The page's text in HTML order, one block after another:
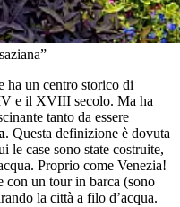
ha un centro storico di
e il XVIII secolo. Ma ha
tanto da essere
. Questa definizione è dovuta
le case sono state costruite,
Proprio come Venezia!
con un tour in barca (sono
la città a filo d’acqua.